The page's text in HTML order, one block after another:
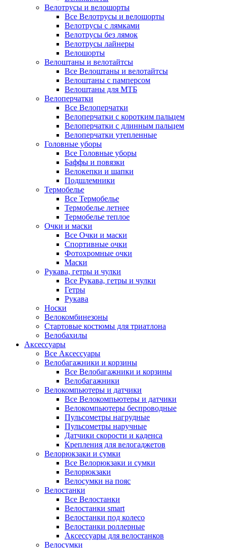
Велотрусы и велошорты
Все Велотрусы и велошорты
Велотрусы с лямками
Велотрусы без лямок
Велотрусы лайнеры
Велошорты
Велоштаны и велотайтсы
Все Велоштаны и велотайтсы
Велоштаны с памперсом
Велоштаны для МТБ
Велоперчатки
Все Велоперчатки
Велоперчатки с коротким пальцем
Велоперчатки с длинным пальцем
Велоперчатки утепленные
Головные уборы
Все Головные уборы
Баффы и повязки
Велокепки и шапки
Подшлемники
Термобелье
Все Термобелье
Термобелье летнее
Термобелье теплое
Очки и маски
Все Очки и маски
Спортивные очки
Фотохромные очки
Маски
Рукава, гетры и чулки
Все Рукава, гетры и чулки
Гетры
Рукава
Носки
Велокомбинезоны
Стартовые костюмы для триатлона
Велобахилы
Аксессуары
Все Аксессуары
Велобагажники и корзины
Все Велобагажники и корзины
Велобагажники
Велокомпьютеры и датчики
Все Велокомпьютеры и датчики
Велокомпьютеры беспроводные
Пульсометры нагрудные
Пульсометры наручные
Датчики скорости и каденса
Крепления для велогаджетов
Велорюкзаки и сумки
Все Велорюкзаки и сумки
Велорюкзаки
Велосумки на пояс
Велостанки
Все Велостанки
Велостанки smart
Велостанки под колесо
Велостанки роллерные
Аксессуары для велостанков
Велосумки